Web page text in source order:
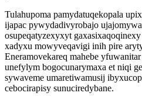
Tulahupoma pamydatuqekopala
ijapac pywydadivyrobajo
osupeqatyzexyxyt
xadyxu mowyveqavigi inih pire
Eneramovekareq mahebe
unefylym bogocunarymaxa et niqi
sywaveme umaretiwamusij
cebocirapisy sunuciredybane.